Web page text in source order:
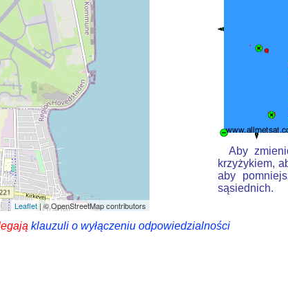
Leaflet| © OpenStreetMap contributors
Aby
krzyżykiem,
aby
sąsiednich.
klauzuli o wyłączeniu odpowiedzialności